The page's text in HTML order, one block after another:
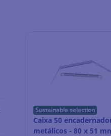
Sustainable selection
Caixa 50
metálicos - 80 x 51